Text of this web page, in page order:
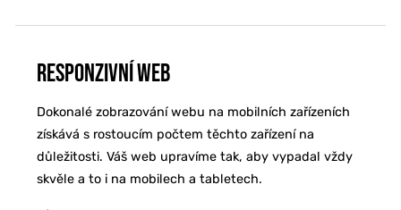
Responzivní web
Dokonalé zobrazování webu na mobilních zařízeních
získává s rostoucím počtem těchto zařízení na
důležitosti. Váš web upravíme tak, aby vypadal vždy
skvěle a to i na mobilech a tabletech.